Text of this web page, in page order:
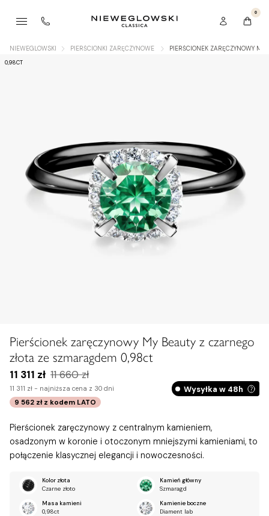
0
NIEWEGLOWSKI PIERŚCIONKI ZARĘCZYNOWE PIERŚCIONEK ZARĘCZYNOWY
0,98CT
Pierścionek zaręczynowy My Beauty z czarnego
złota ze szmaragdem 0,98ct
11 311 zł 11 660 zł
11 311 zł - najniższa cena z 30 dni
9 562 zł z kodem LATO
Wysyłka w 48h
Pierścionek zaręczynowy z centralnym kamieniem,
osadzonym w koronie i otoczonym mniejszymi kamieniami, to
połączenie klasycznej elegancji i nowoczesności.
Kolor złota
Czarne złoto
Kamień główny
Szmaragd
Masa kamieni
0,98ct
Kamienie boczne
Diament lab